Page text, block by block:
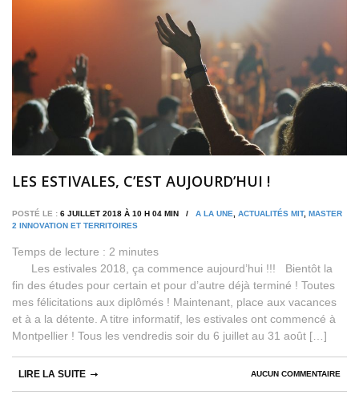
LES ESTIVALES, C’EST AUJOURD’HUI !
POSTÉ LE : 6 JUILLET 2018 À 10 H 04 MIN / A LA UNE, ACTUALITÉS MIT, MASTER
2 INNOVATION ET TERRITOIRES
Temps de lecture : 2 minutes
Les estivales 2018, ça commence aujourd’hui !!! Bientôt la
fin des études pour certain et pour d’autre déjà terminé ! Toutes
mes félicitations aux diplômés ! Maintenant, place aux vacances
et à a la détente. A titre informatif, les estivales ont commencé à
Montpellier ! Tous les vendredis soir du 6 juillet au 31 août […]
AUCUN COMMENTAIRE
LIRE LA SUITE